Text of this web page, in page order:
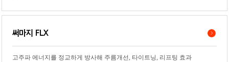
써마지 FLX
고주파 에너지를 정교하게 방사해 주름개선, 타이트닝, 리프팅 효과